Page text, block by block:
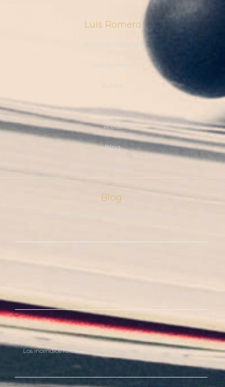
Luis Romero
Abogado Penalista
Luis Romero
Bufete
Casos
Áreas
Blog
Blog
Los incendios forestales como delito en el nuevo Código Penal.